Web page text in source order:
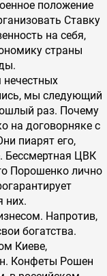
положение
Ставку
на себя,
страны
нечестных
мы следующий
раз. Почему
на договорняке с
пиарят его,
Бессмертная ЦВК
Порошенко лично
них.
Напротив,
богатства.
Киеве,
Конфеты Рошен